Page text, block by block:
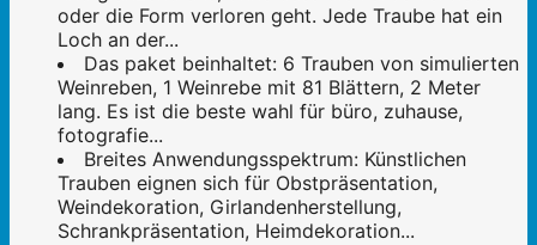
oder die Form verloren geht. Jede Traube hat ein
Loch an der...
Das paket beinhaltet: 6 Trauben von simulierten
Weinreben, 1 Weinrebe mit 81 Blättern, 2 Meter
lang. Es ist die beste wahl für büro, zuhause,
fotografie...
Breites Anwendungsspektrum: Künstlichen
Trauben eignen sich für Obstpräsentation,
Weindekoration, Girlandenherstellung,
Schrankpräsentation, Heimdekoration...